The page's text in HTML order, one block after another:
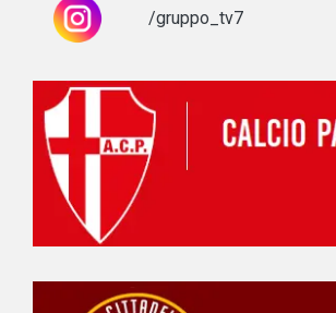
/gruppo_tv7